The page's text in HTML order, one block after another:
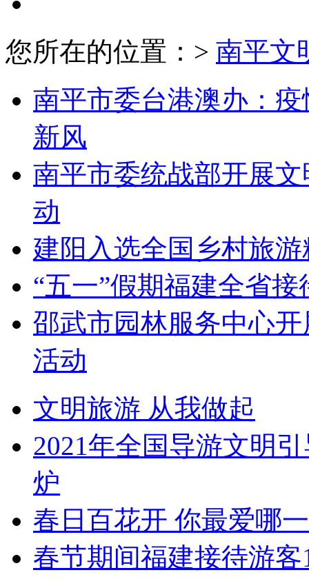
您所在的位置：> 南平文
南平市委台港澳办：
新风
南平市委统战部开展
动
建阳入选全国乡村旅
“五一”假期福建全省
邵武市园林服务中心
活动
文明旅游 从我做起
2021年全国导游文明
炉
春日百花开 你最爱哪
春节期间福建接待游客